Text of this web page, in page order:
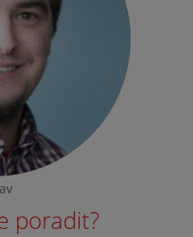
poradit?